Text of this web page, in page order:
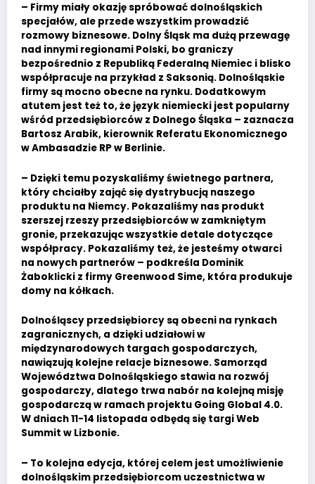
– Firmy miały okazję spróbować dolnośląskich
specjałów, ale przede wszystkim prowadzić
rozmowy biznesowe. Dolny Śląsk ma dużą przewagę
nad innymi regionami Polski, bo graniczy
bezpośrednio z Republiką Federalną Niemiec i blisko
współpracuje na przykład z Saksonią. Dolnośląskie
firmy są mocno obecne na rynku. Dodatkowym
atutem jest też to, że język niemiecki jest popularny
wśród przedsiębiorców z Dolnego Śląska – zaznacza
Bartosz Arabik, kierownik Referatu Ekonomicznego
w Ambasadzie RP w Berlinie.
– Dzięki temu pozyskaliśmy świetnego partnera,
który chciałby zająć się dystrybucją naszego
produktu na Niemcy. Pokazaliśmy nas produkt
szerszej rzeszy przedsiębiorców w zamkniętym
gronie, przekazując wszystkie detale dotyczące
współpracy. Pokazaliśmy też, że jesteśmy otwarci
na nowych partnerów – podkreśla Dominik
Żaboklicki z firmy Greenwood Sime, która produkuje
domy na kółkach.
Dolnośląscy przedsiębiorcy są obecni na rynkach
zagranicznych, a dzięki udziałowi w
międzynarodowych targach gospodarczych,
nawiązują kolejne relacje biznesowe. Samorząd
Województwa Dolnośląskiego stawia na rozwój
gospodarczy, dlatego trwa nabór na kolejną misję
gospodarczą w ramach projektu Going Global 4.0.
W dniach 11-14 listopada odbędą się targi Web
Summit w Lizbonie.
– To kolejna edycja, której celem jest umożliwienie
dolnośląskim przedsiębiorcom uczestnictwa w